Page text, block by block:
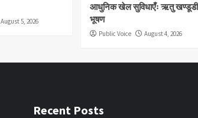
August 5, 2026
आधुनिक खेल सुविधाएँः ऋतु खण्डूडी
भूषण
Public Voice August 4, 2026
Recent Posts